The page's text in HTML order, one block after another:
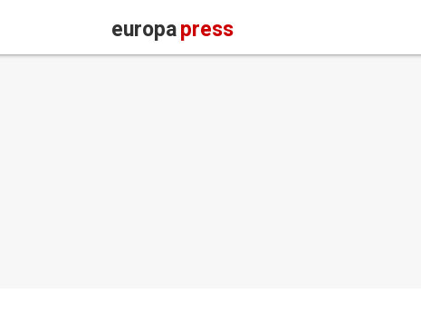
europapress